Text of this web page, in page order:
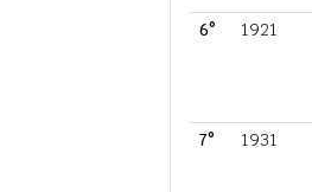
6°
1921
7°
1931